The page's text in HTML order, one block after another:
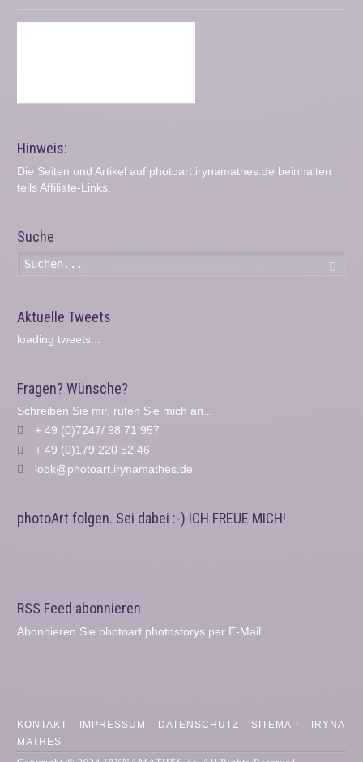
Hinweis:
Die Seiten und Artikel auf photoart.irynamathes.de beinhalten
teils Affiliate-Links.
Suche
Aktuelle Tweets
loading tweets...
Fragen? Wünsche?
Schreiben Sie mir, rufen Sie mich an...
+ 49 (0)7247/ 98 71 957
+ 49 (0)179 220 52 46
look@photoart.irynamathes.de
photoArt folgen. Sei dabei :-) ICH FREUE MICH!
RSS Feed abonnieren
Abonnieren Sie photoart photostorys per E-Mail
KONTAKT IMPRESSUM DATENSCHUTZ SITEMAP
IRYNA
MATHES